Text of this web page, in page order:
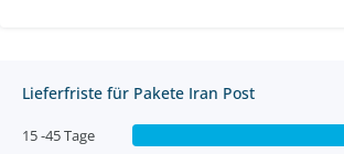
Lieferfriste für Pakete Iran Post
15 -45 Tage